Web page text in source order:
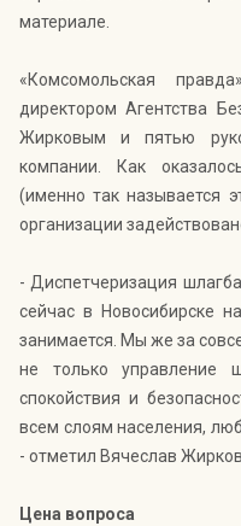
материале.
«Комсомольская
директором Агентства
Жирковым и пятью
компании. Как
(именно так называется
организации
- Диспетчеризация
сейчас в Новосибирске
занимается. Мы же за
не только управление
спокойствия и
всем слоям населения,
- отметил Вячеслав
Цена вопроса